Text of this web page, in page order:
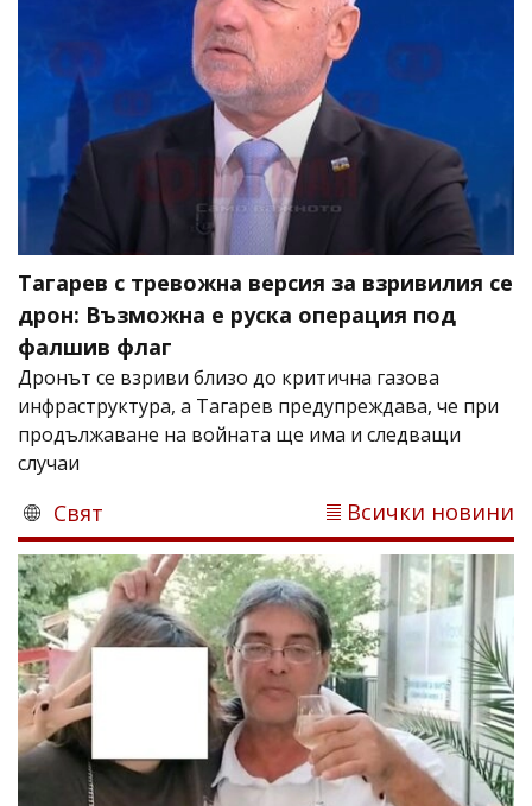
Тагарев с тревожна версия за взривилия се
дрон: Възможна е руска операция под
фалшив флаг
Дронът се взриви близо до критична газова
инфраструктура, а Тагарев предупреждава, че при
продължаване на войната ще има и следващи
случаи
Свят Всички новини